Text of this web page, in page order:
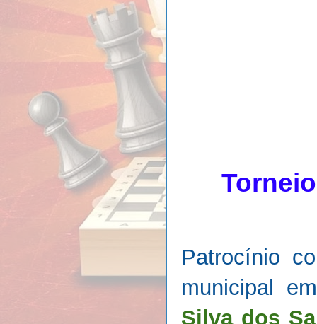
Patrocínio
municipal
Silva dos